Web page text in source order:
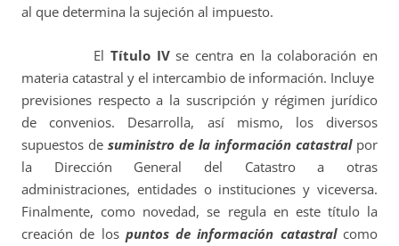
al que determina la sujeción al impuesto.
El Título IVse centra en la colaboración en
materia catastral y el intercambio de información. Incluye
previsiones respecto a la suscripción y régimen jurídico
de convenios. Desarrolla, así mismo, los diversos
supuestos de suministro de la información catastralpor
la Dirección General del Catastro a otras
administraciones, entidades o instituciones y viceversa.
Finalmente, como novedad, se regula en este título la
creación de los puntos de información catastralcomo